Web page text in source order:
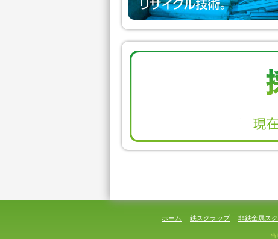
ホーム ｜ 鉄スクラップ｜ 非鉄金属ス
当